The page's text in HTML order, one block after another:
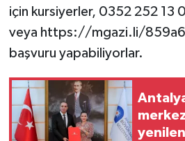
için kursiyerler, 0352 252 13
veya https://mgazi.li/
başvuru yapabiliyorlar.